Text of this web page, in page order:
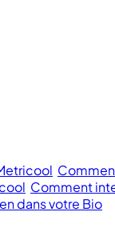
Comment
dans votre Bio